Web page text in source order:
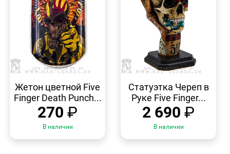
ПРОСМОТР
Жетон цветной Five
Finger Death Punch...
270 ₽
В наличии
ПРОСМОТР
Статуэтка Череп в
Руке Five Finger...
2 690 ₽
В наличии